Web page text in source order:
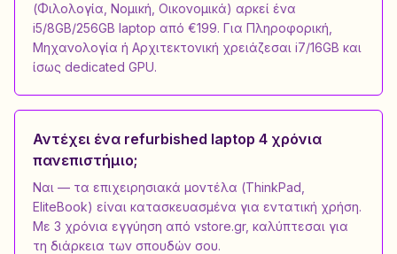
(Φιλολογία, Νομική, Οικονομικά) αρκεί ένα
i5/8GB/256GB laptop από €199. Για Πληροφορική,
Μηχανολογία ή Αρχιτεκτονική χρειάζεσαι i7/16GB και
ίσως dedicated GPU.
Αντέχει ένα refurbished laptop 4 χρόνια
πανεπιστήμιο;
Ναι — τα επιχειρησιακά μοντέλα (ThinkPad,
EliteBook) είναι κατασκευασμένα για εντατική χρήση.
Με 3 χρόνια εγγύηση από vstore.gr, καλύπτεσαι για
τη διάρκεια των σπουδών σου.